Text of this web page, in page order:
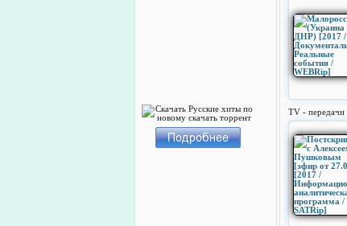
TV - передачи